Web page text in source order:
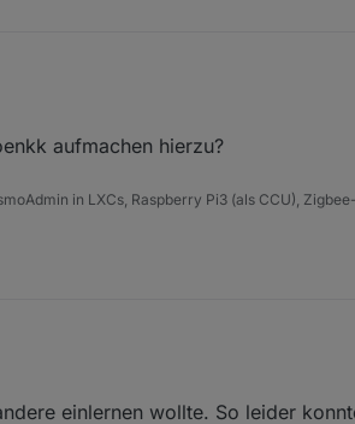
mit der anderen Fernbedinung.
aufmachen hierzu?
in LXCs, Raspberry Pi3 (als CCU),
einlernen wollte. So leider